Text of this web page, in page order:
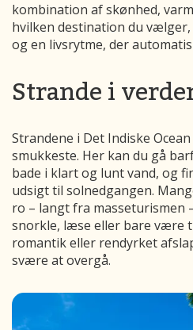
kombination af skønhed,
hvilken destination du
og en livsrytme, der
Strande i
Strandene i Det Indiske
smukkeste. Her kan du gå
bade i klart og lunt vand, og
udsigt til solnedgangen.
ro – langt fra masseturismen
snorkle, læse eller bare være
romantik eller rendyrket
svære at overgå.